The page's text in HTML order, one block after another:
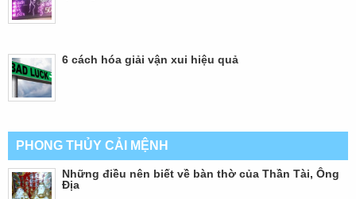
6 cách hóa giải vận xui hiệu quả
PHONG THỦY CẢI MỆNH
Những điều nên biết về bàn thờ của Thần Tài, Ông
Địa